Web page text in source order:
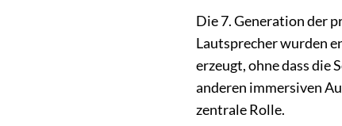
Die 7. Generation der
Lautsprecher wurden
erzeugt, ohne dass die
anderen immersiven
zentrale Rolle.